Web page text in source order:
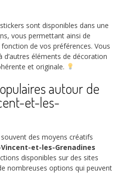
sont disponibles dans une
vous permettant ainsi de
de vos préférences. Vous
éléments de décoration
et originale.
autour de
et-les-
des moyens créatifs
et-les-Grenadines
disponibles sur des sites
nombreuses options qui peuvent